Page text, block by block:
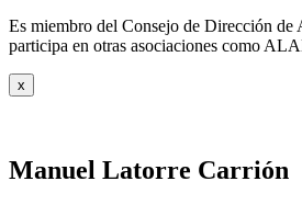
Es miembro del Consejo de Dirección
participa en otras asociaciones como
x
Manuel Latorre Carrión